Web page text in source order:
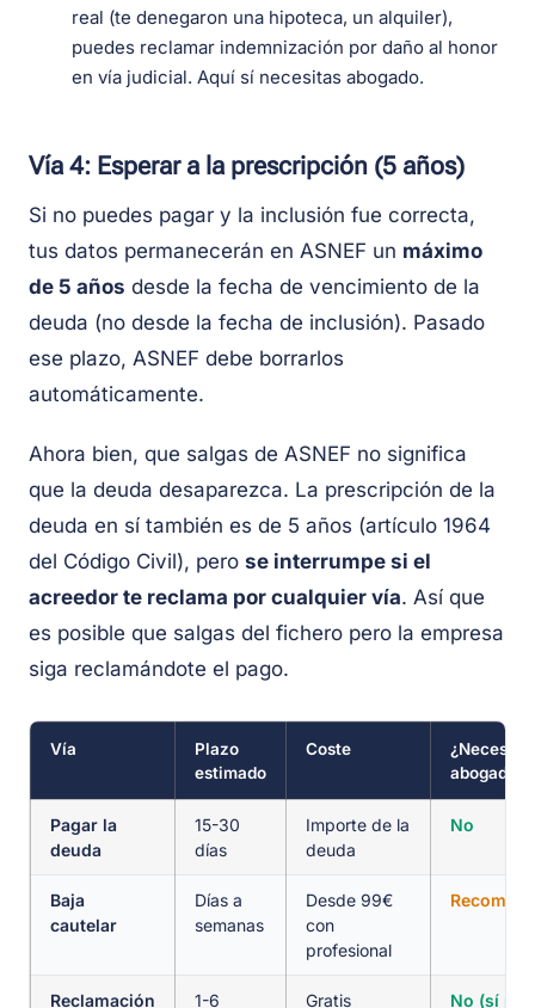
real (te denegaron una hipoteca, un alquiler),
puedes reclamar indemnización por daño al honor
en vía judicial. Aquí sí necesitas abogado.
Vía 4: Esperar a la prescripción (5 años)
Si no puedes pagar y la inclusión fue correcta,
tus datos permanecerán en ASNEF un máximo
de 5 años desde la fecha de vencimiento de la
deuda (no desde la fecha de inclusión). Pasado
ese plazo, ASNEF debe borrarlos
automáticamente.
Ahora bien, que salgas de ASNEF no significa
que la deuda desaparezca. La prescripción de la
deuda en sí también es de 5 años (artículo 1964
del Código Civil), pero se interrumpe si el
acreedor te reclama por cualquier vía. Así que
es posible que salgas del fichero pero la empresa
siga reclamándote el pago.
Vía
Plazo
estimado
Coste
¿Necesitas
abogado?
Pagar la
deuda
15-30
días
Importe de la
deuda
No
Baja
cautelar
Días a
semanas
Desde 99€
con
profesional
Reclamación 1-6 Gratis No (sí